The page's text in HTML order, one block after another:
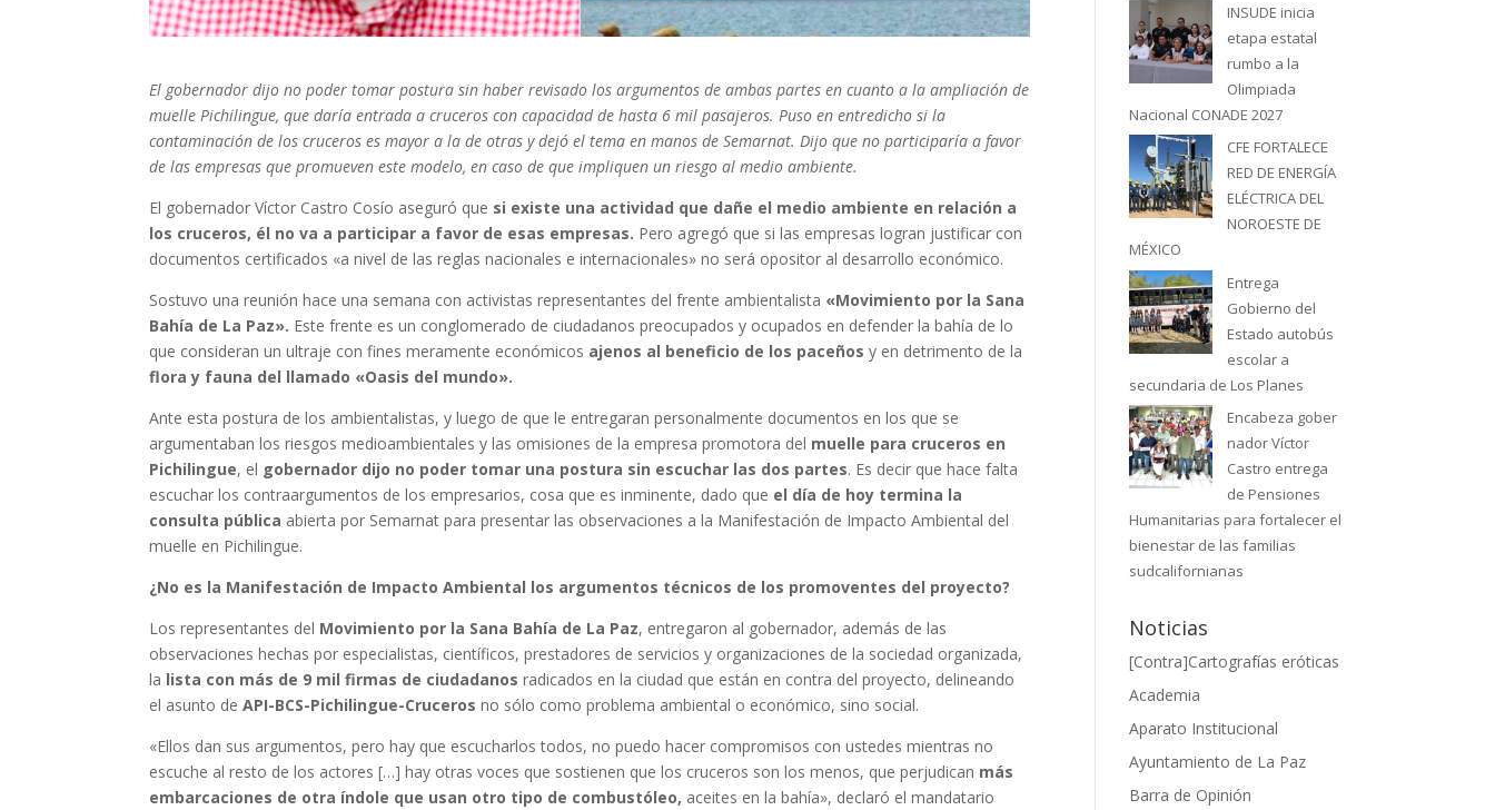
El gobernador dijo no poder tomar postura sin haber revisado los argumentos de ambas partes en cuanto a la ampliación de
muelle Pichilingue, que daría entrada a cruceros con capacidad de hasta 6 mil pasajeros. Puso en entredicho si la
contaminación de los cruceros es mayor a la de otras y dejó el tema en manos de Semarnat. Dijo que no participaría a favor
de las empresas que promueven este modelo, en caso de que impliquen un riesgo al medio ambiente.
El gobernador Víctor Castro Cosío aseguró que si existe una actividad que dañe el medio ambiente en relación a
los cruceros, él no va a participar a favor de esas empresas. Pero agregó que si las empresas logran justificar con
documentos certificados «a nivel de las reglas nacionales e internacionales» no será opositor al desarrollo económico.
Sostuvo una reunión hace una semana con activistas representantes del frente ambientalista «Movimiento por la Sana
Bahía de La Paz». Este frente es un conglomerado de ciudadanos preocupados y ocupados en defender la bahía de lo
que consideran un ultraje con fines meramente económicos ajenos al beneficio de los paceños y en detrimento de la
flora y fauna del llamado «Oasis del mundo».
Ante esta postura de los ambientalistas, y luego de que le entregaran personalmente documentos en los que se
argumentaban los riesgos medioambientales y las omisiones de la empresa promotora del muelle para cruceros en
Pichilingue, el gobernador dijo no poder tomar una postura sin escuchar las dos partes. Es decir que hace falta
escuchar los contraargumentos de los empresarios, cosa que es inminente, dado que el día de hoy termina la
consulta pública abierta por Semarnat para presentar las observaciones a la Manifestación de Impacto Ambiental del
muelle en Pichilingue.
¿No es la Manifestación de Impacto Ambiental los argumentos técnicos de los promoventes del proyecto?
Los representantes del Movimiento por la Sana Bahía de La Paz, entregaron al gobernador, además de las
observaciones hechas por especialistas, científicos, prestadores de servicios y organizaciones de la sociedad organizada,
la lista con más de 9 mil firmas de ciudadanos radicados en la ciudad que están en contra del proyecto, delineando
el asunto deAPI-BCS-Pichilingue-Cruceros no sólo como problema ambiental o económico, sino social.
«Ellos dan sus argumentos, pero hay que escucharlos todos, no puedo hacer compromisos con ustedes mientras no
escuche al resto de los actores […] hay otras voces que sostienen que los cruceros son los menos, que perjudican más
embarcaciones de otra índole que usan otro tipo de combustóleo, aceites en la bahía», declaró el mandatario
INSUDE inicia
etapa estatal
rumbo a la
Olimpiada
Nacional CONADE 2027
CFE FORTALECE
RED DE ENERGÍA
ELÉCTRICA DEL
NOROESTE DE
MÉXICO
Entrega
Gobierno del
Estado autobús
escolar a
secundaria de Los Planes
Encabeza gober
nador Víctor
Castro entrega
de Pensiones
Humanitarias para fortalecer el
bienestar de las familias
sudcalifornianas
Noticias
[Contra]Cartografías eróticas
Academia
Aparato Institucional
Ayuntamiento de La Paz
Barra de Opinión